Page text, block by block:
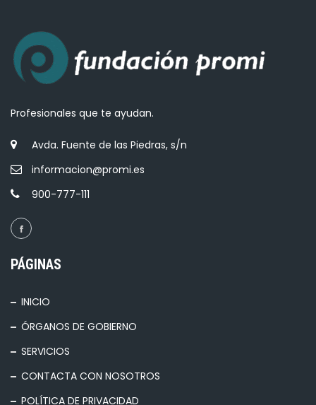
Profesionales que te ayudan.
Avda. Fuente de las Piedras, s/n
informacion@promi.es
900-777-111
PÁGINAS
INICIO
ÓRGANOS DE GOBIERNO
SERVICIOS
CONTACTA CON NOSOTROS
POLÍTICA DE PRIVACIDAD